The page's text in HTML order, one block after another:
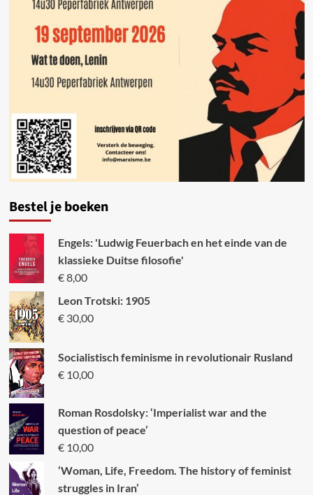
Bestel je boeken
Engels: 'Ludwig Feuerbach en het einde van de
klassieke Duitse filosofie'
€8,00
Leon Trotski: 1905
€30,00
Socialistisch feminisme in revolutionair Rusland
€10,00
Roman Rosdolsky: ‘Imperialist war and the
question of peace’
€10,00
‘Woman, Life, Freedom. The history of feminist
struggles in Iran’